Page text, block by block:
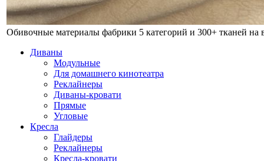
Обивочные материалы фабрики 5 категорий и 300+ тканей на
Диваны
Модульные
Для домашнего кинотеатра
Реклайнеры
Диваны-кровати
Прямые
Угловые
Кресла
Глайдеры
Реклайнеры
Кресла-кровати